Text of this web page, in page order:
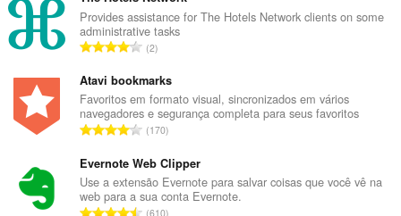
o
t
a
d
e
c
l
s
s
i
e
r
o
o
t
a
d
e
c
Provides assistance for The Hotels Network clients on some
administrative tasks
N
m
e
r
o
o
t
a
2
Atavi bookmarks
Favoritos em formato visual, sincronizados em vários
navegadores e segurança completa para seus favoritos
N
m
e
r
170
Evernote Web Clipper
Use a extensão Evernote para salvar coisas que você vê na
web para a sua conta Evernote.
N610